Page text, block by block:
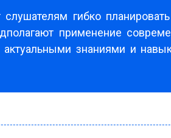
гибко
применение
актуальными знаниями и